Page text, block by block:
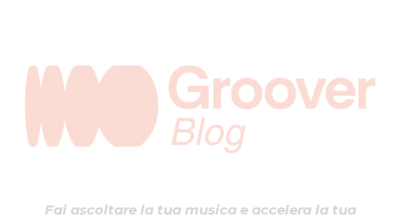
Fai ascoltare la tua musica e accelera la tua